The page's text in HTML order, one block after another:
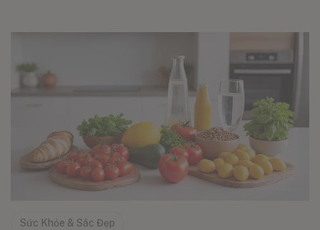
Sức Khỏe & Sắc Đẹp